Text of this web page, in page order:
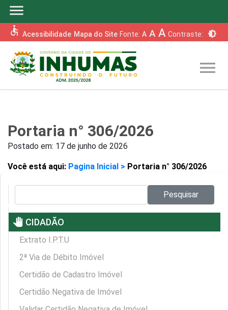
menu
accessible Acessibilidade Mapa do Site Fonte: A A A Contraste: brightness_6
menu
Portaria n° 306/2026
Postado em: 17 de junho de 2026
Você está aqui: Pagina Inicial > Portaria n° 306/2026
Pesquisar
pan_tool CIDADÃO
Extrato I.P.T.U
2ª Via de Débito Imóvel
Certidão de Cadastro Imóvel
Certidão Negativa de Imóvel